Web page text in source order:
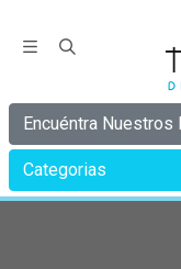
Encuéntra Nuestros
Categorias